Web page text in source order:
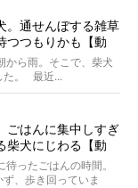
。通せんぼする雑草
つつもりかも【動
から雨。そこで、柴犬
た。 最近...
ごはんに集中しすぎ
柴犬にじわる【動
ったごはんの時間。
、歩き回っていま